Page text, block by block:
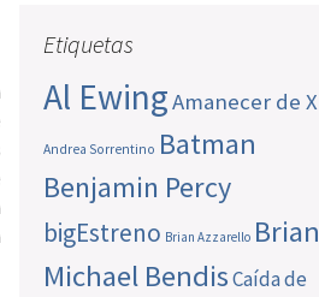
Etiquetas
Al EwingAmanecer de X
Andrea Sorrentino Batman
Benjamin Percy
bigEstreno Brian Azzarello Brian
Michael BendisCaída de